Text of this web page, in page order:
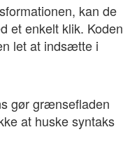
kan de
et enkelt klik. Koden
let at indsætte i
gør grænsefladen
at huske syntaks